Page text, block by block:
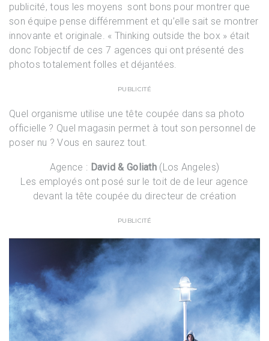
publicité, tous les moyens sont bons pour montrer que
son équipe pense différemment et qu’elle sait se montrer
innovante et originale. « Thinking outside the box » était
donc l’objectif de ces 7 agences qui ont présenté des
photos totalement folles et déjantées.
PUBLICITÉ
Quel organisme utilise une tête coupée dans sa photo
officielle ? Quel magasin permet à tout son personnel de
poser nu ? Vous en saurez tout.
Agence : David & Goliath (Los Angeles)
Les employés ont posé sur le toit de de leur agence
devant la tête coupée du directeur de création
PUBLICITÉ